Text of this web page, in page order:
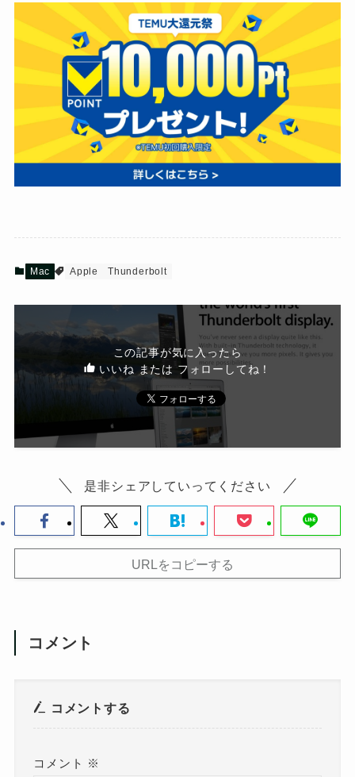
Mac Apple Thunderbolt
この記事が気に入ったら
いいね または フォローしてね！
是非シェアしていってください
URLをコピーする
コメント
コメントする
コメント ※